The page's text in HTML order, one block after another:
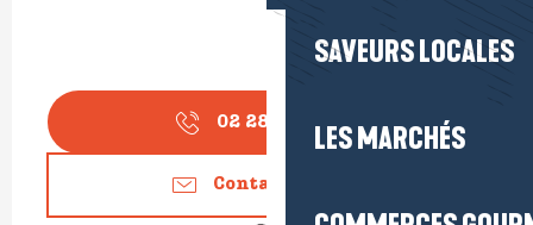
SAVEURS LOCALES
LES MARCHÉS
02 28 55 05
Contactez-nous